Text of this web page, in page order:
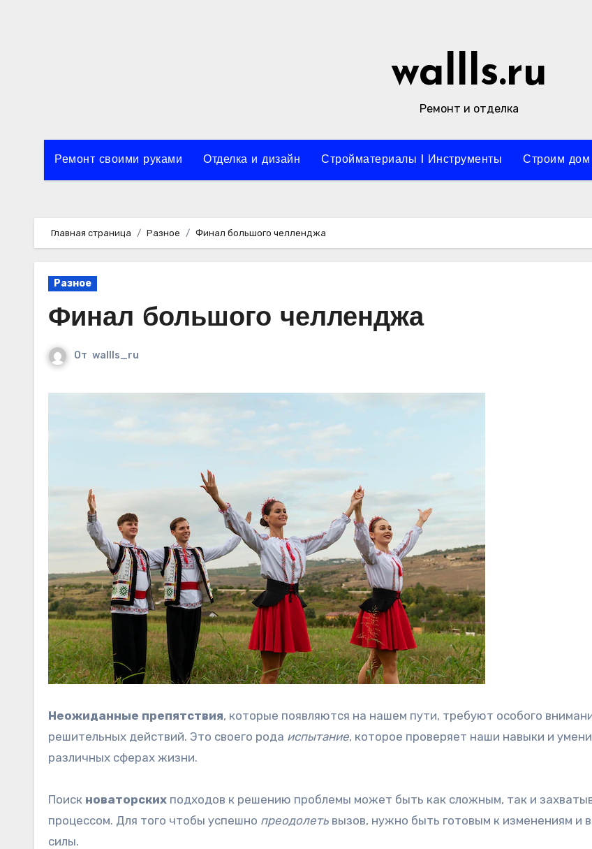
wallls.ru
Ремонт и отделка
Ремонт своими руками Отделка и дизайн Стройматериалы l Инструменты Строим дом
Главная страница Разное Финал большого челленджа
Разное
Финал большого челленджа
От wallls_ru
Неожиданные препятствия, которые появляются на нашем пути, требуют особого
решительных действий. Это своего рода испытание, которое проверяет наши навыки и
различных сферах жизни.
Поиск новаторских подходов к решению проблемы может быть как сложным, так и
процессом. Для того чтобы успешно преодолеть вызов, нужно быть готовым к изменениям и
силы.